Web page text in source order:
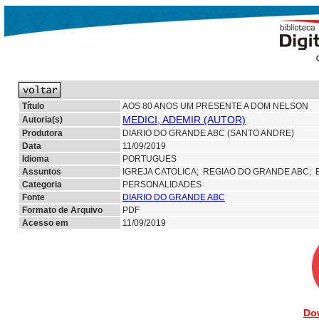
Título
AOS 80 ANOS UM PRESENTE A DOM NELSON
Autoria(s)
MEDICI, ADEMIR (AUTOR)
Produtora
DIARIO DO GRANDE ABC (SANTO ANDRE)
Data
11/09/2019
Idioma
PORTUGUES
Assuntos
IGREJA CATOLICA; REGIAO DO GRANDE ABC;
Categoria
PERSONALIDADES
Fonte
DIARIO DO GRANDE ABC
Formato de Arquivo
PDF
Acesso em
11/09/2019